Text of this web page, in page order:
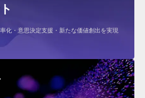
化・意思決定支援・新たな価値創出を実現